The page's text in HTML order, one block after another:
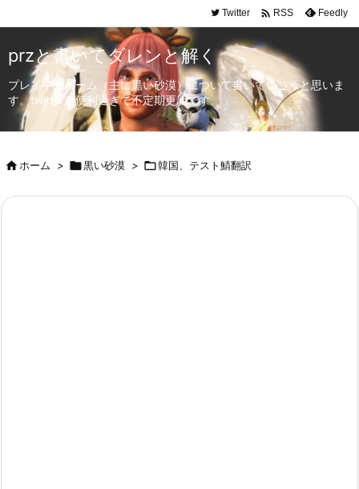
Twitter  RSS Feedly
przと書いてダレンと解く
プレイ中のゲーム（主に黒い砂漠）について書いていこうと思いま
す。twitterが便利過ぎて不定期更新です。
ホーム > 黒い砂漠 > 韓国、テスト鯖翻訳